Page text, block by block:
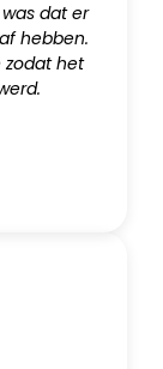
dat er
hebben.
zodat het